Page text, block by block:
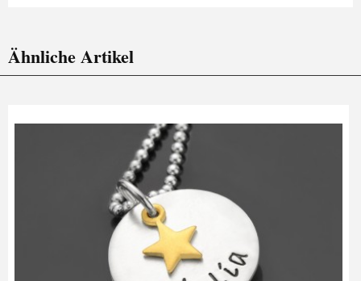
Ähnliche Artikel